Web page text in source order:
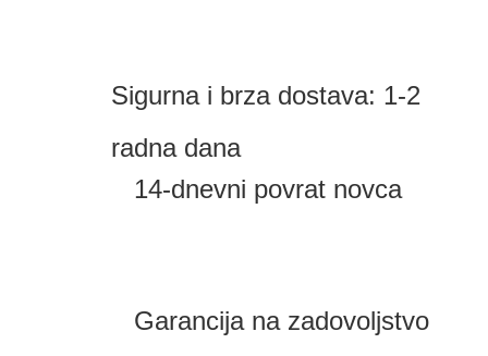
Sigurna i brza dostava: 1-2
radna dana
14-dnevni povrat novca
Garancija na zadovoljstvo